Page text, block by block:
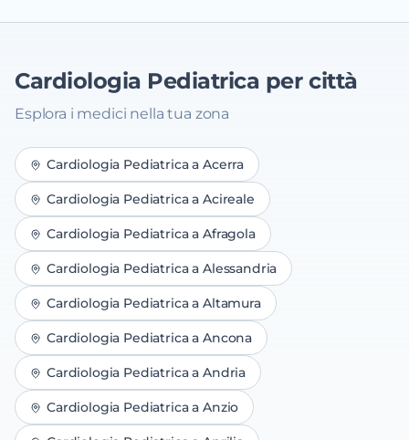
Cardiologia Pediatrica per città
Esplora i medici nella tua zona
Cardiologia PediatricaaAcerra
Cardiologia PediatricaaAcireale
Cardiologia PediatricaaAfragola
Cardiologia PediatricaaAlessandria
Cardiologia PediatricaaAltamura
Cardiologia PediatricaaAncona
Cardiologia PediatricaaAndria
Cardiologia PediatricaaAnzio